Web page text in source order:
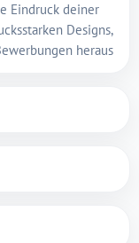
Eindruck deiner
Designs,
heraus